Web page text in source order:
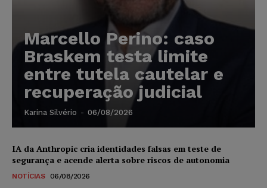
Marcello Perino: caso
Braskem testa limite
entre tutela cautelar e
recuperação judicial
Karina Silvério - 06/08/2026
IA da Anthropic cria identidades falsas em teste de
segurança e acende alerta sobre riscos de autonomia
NOTÍCIAS 06/08/2026